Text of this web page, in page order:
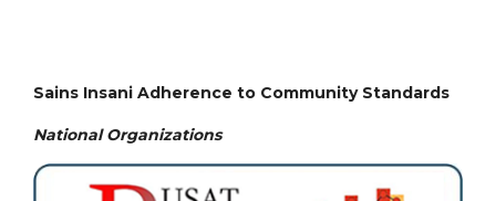
Sains Insani Adherence to Community Standards
National Organizations